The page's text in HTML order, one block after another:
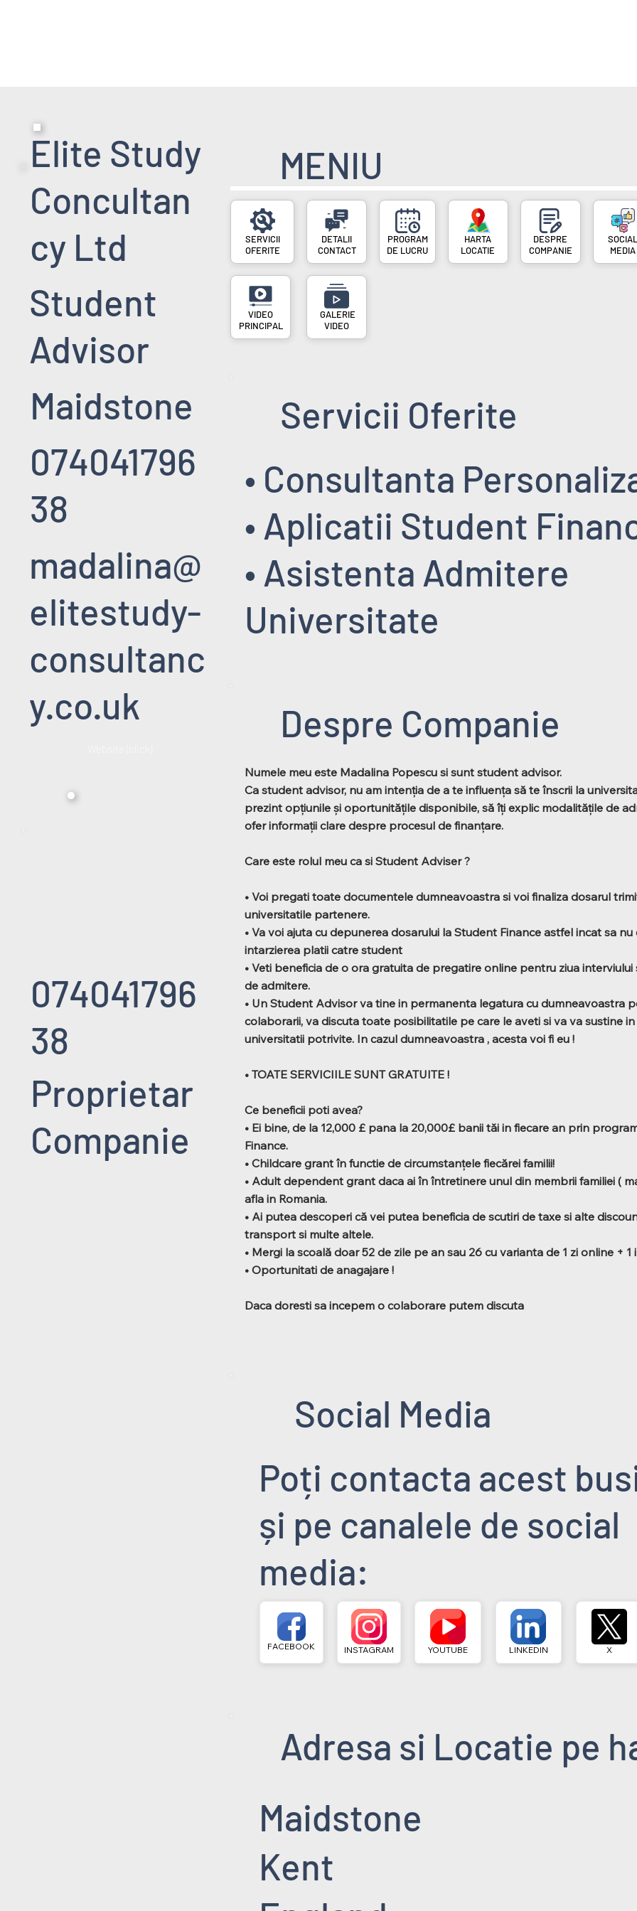
Elite Study
Concultan
cy Ltd
Student
Advisor
Maidstone
074041796
38
madalina@
elitestudy-
consultanc
y.co.uk
074041796
38
Proprietar
Companie
MENIU
SERVICII
OFERITE
CONTACT
PROGRAM
DE LUCRU
LOCATIE
DESPRE
COMPANIE
SOCIAL
MEDIA
VIDEO
PRINCIPAL
VIDEO
Servicii Oferite
• Consultanta
• Aplicatii Student
• Asistenta Admitere
Universitate
Despre Companie
Numele meu este Madalina Popescu si sunt student advisor.
Ca student advisor, nu am intenția de a te influența să te înscrii la
prezint opțiunile și oportunitățile disponibile, să îți explic modalitățile de
ofer informații clare despre procesul de finanțare.
Care este rolul meu ca si Student Adviser ?
• Voi pregati toate documentele dumneavoastra si voi finaliza dosarul
universitatile partenere.
• Va voi ajuta cu depunerea dosarului la Student Finance astfel incat sa nu
intarzierea platii catre student
• Veti beneficia de o ora gratuita de pregatire online pentru ziua interviului
de admitere.
• Un Student Advisor va tine in permanenta legatura cu dumneavoastra
colaborarii, va discuta toate posibilitatile pe care le aveti si va va sustine
universitatii potrivite. In cazul dumneavoastra , acesta voi fi eu !
• TOATE SERVICIILE SUNT GRATUITE !
Ce beneficii poti avea?
• Ei bine, de la 12,000 £ pana la 20,000£ banii tăi in fiecare an prin
Finance.
• Childcare grant în functie de circumstanțele fiecărei familii!
• Adult dependent grant daca ai în întretinere unul din membrii familiei (
afla in Romania.
• Ai putea descoperi că vei putea beneficia de scutiri de taxe si alte
transport si multe altele.
• Mergi la scoală doar 52 de zile pe an sau 26 cu varianta de 1 zi online + 1
• Oportunitati de anagajare !
Daca doresti sa incepem o colaborare putem discuta
Social Media
Poți contacta acest
și pe canalele de social
media:
FACEBOOK INSTAGRAM YOUTUBE LINKEDIN X
Adresa si Locatie pe
Maidstone
Kent